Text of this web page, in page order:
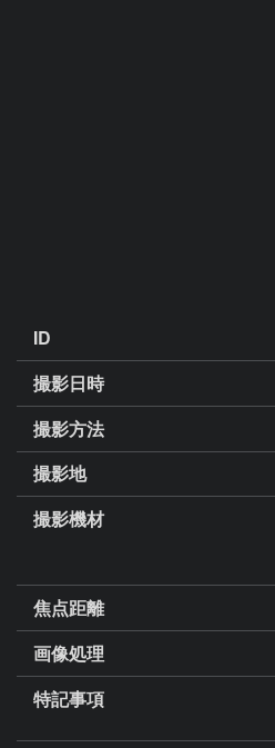
ID
撮影日時
撮影方法
撮影地
撮影機材
焦点距離
画像処理
特記事項